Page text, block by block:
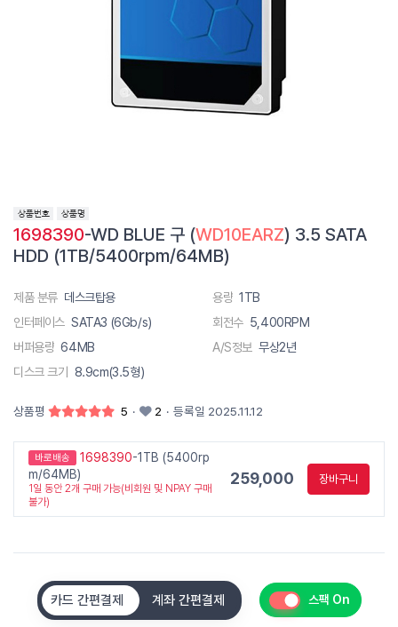
1698390-WD BLUE 구 (WD10EARZ) 3.5 SATA
HDD (1TB/5400rpm/64MB)
제품 분류 데스크탑용 용량 1TB
인터페이스 SATA3 (6Gb/s) 회전수 5,400RPM
버퍼용량 64MB A/S정보 무상2년
디스크 크기 8.9cm(3.5형)
상품평 5 · 2 · 등록일 2025.11.12
바로배송 1698390-1TB (5400rp
m/64MB)
1일 동안 2개 구매 가능(비회원 및 NPAY 구매
불가)
259,000 장바구니
카드 간편결제 계좌 간편결제 스팩 On